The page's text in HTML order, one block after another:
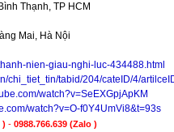
Thạnh, TP HCM
Mai, Hà Nội
nien-giau-nghi-luc-434488.html
chi_tiet_tin/tabid/204/cateID/4/
watch?v=SeEXGpjApKM
watch?v=O-f0Y4UmVi8&t=93s
) - 0988.766.639 (Zalo )